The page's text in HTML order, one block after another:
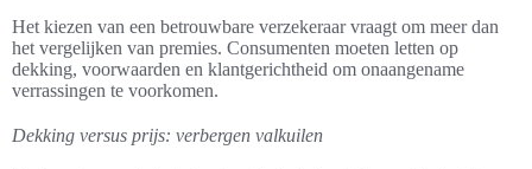
Het kiezen van een betrouwbare verzekeraar vraagt om meer dan
het vergelijken van premies. Consumenten moeten letten op
dekking, voorwaarden en klantgerichtheid om onaangename
verrassingen te voorkomen.
Dekking versus prijs: verbergen valkuilen